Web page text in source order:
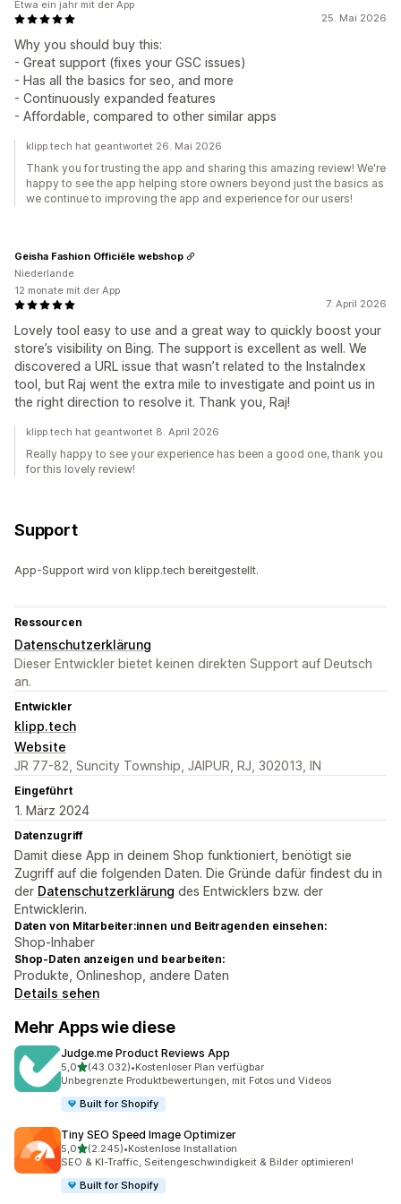
25. Mai 2026
Why you should buy this:
- Great support (fixes your GSC issues)
- Has all the basics for seo, and more
- Continuously expanded features
- Affordable, compared to other similar apps
Etwa ein jahr mit der App
klipp.tech hat geantwortet 26. Mai 2026
Thank you for trusting the app and sharing this amazing review! We're
happy to see the app helping store owners beyond just the basics as
we continue to improving the app and experience for our users!
7. April 2026
Lovely tool easy to use and a great way to quickly boost your
store’s visibility on Bing. The support is excellent as well. We
discovered a URL issue that wasn’t related to the InstaIndex
tool, but Raj went the extra mile to investigate and point us in
the right direction to resolve it. Thank you, Raj!
Geisha Fashion Officiële webshop
Niederlande
12 monate mit der App
klipp.tech hat geantwortet 8. April 2026
Really happy to see your experience has been a good one, thank you
for this lovely review!
Support
App-Support wird von klipp.tech bereitgestellt.
Ressourcen
Datenschutzerklärung
Dieser Entwickler bietet keinen direkten Support auf Deutsch
an.
Entwickler
klipp.tech
Website
JR 77-82, Suncity Township, JAIPUR, RJ, 302013, IN
Eingeführt
1. März 2024
Datenzugriff
Damit diese App in deinem Shop funktioniert, benötigt sie
Zugriff auf die folgenden Daten. Die Gründe dafür findest du in
der Datenschutzerklärung des Entwicklers bzw. der
Entwicklerin.
Daten von Mitarbeiter:innen und Beitragenden einsehen:
Shop-Inhaber
Shop-Daten anzeigen und bearbeiten:
Produkte, Onlineshop, andere Daten
Details sehen
Mehr Apps wie diese
Judge.me Product Reviews App
5,0von 5 Sternen
(43.032)
43032 Rezensionen insgesamt
•Kostenloser Plan verfügbar
Unbegrenzte Produktbewertungen, mit Fotos und Videos
Built for Shopify
Tiny SEO Speed Image Optimizer
5,0von 5 Sternen
(2.245)
2245 Rezensionen insgesamt
•Kostenlose Installation
SEO & KI-Traffic, Seitengeschwindigkeit & Bilder optimieren!
Built for Shopify